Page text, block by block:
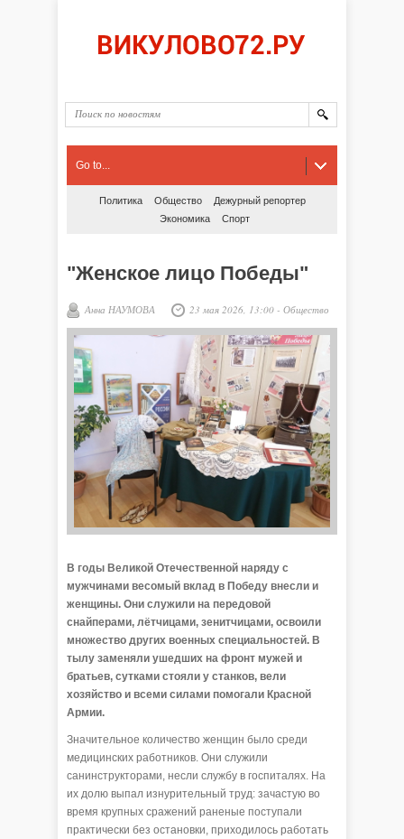
Go to...
Политика Общество
Дежурный репортер
Экономика
Спорт
"Женское лицо Победы"
Анна НАУМОВА 23 мая 2026, 13:00 - Общество
В годы Великой Отечественной наряду с
мужчинами весомый вклад в Победу внесли и
женщины. Они служили на передовой
снайперами, лётчицами, зенитчицами, освоили
множество других военных специальностей. В
тылу заменяли ушедших на фронт мужей и
братьев, сутками стояли у станков, вели
хозяйство и всеми силами помогали Красной
Армии.
Значительное количество женщин было среди
медицинских работников. Они служили
санинструкторами, несли службу в госпиталях. На
их долю выпал изнурительный труд: зачастую во
время крупных сражений раненые поступали
практически без остановки, приходилось работать